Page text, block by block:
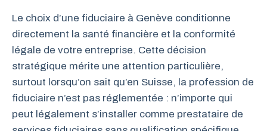
Le choix d’une fiduciaire à Genève conditionne
directement la santé financière et la conformité
légale de votre entreprise. Cette décision
stratégique mérite une attention particulière,
surtout lorsqu’on sait qu’en Suisse, la profession de
fiduciaire n’est pas réglementée : n’importe qui
peut légalement s’installer comme prestataire de